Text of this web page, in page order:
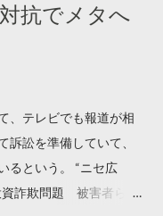
ja/insights/kakusan
抗でメタへ
、テレビでも報道が相
訴訟を準備していて、
るという。 “ニセ広
資詐欺問題 被害者らが